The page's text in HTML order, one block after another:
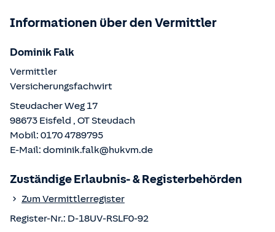
Informationen über den Vermittler
Dominik Falk
Vermittler
Versicherungsfachwirt
Steudacher Weg 17
98673 Eisfeld , OTSteudach
Mobil: 0170 4789795
E-Mail: dominik.falk@hukvm.de
Zuständige Erlaubnis- & Registerbehörden
Zum Vermittlerregister
Register-Nr.: D-18UV-RSLF0-92